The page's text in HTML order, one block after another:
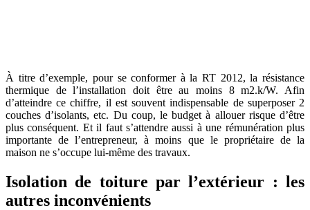
À titre d’exemple, pour se conformer à la RT 2012, la résistance
thermique de l’installation doit être au moins 8 m2.k/W. Afin
d’atteindre ce chiffre, il est souvent indispensable de superposer 2
couches d’isolants, etc. Du coup, le budget à allouer risque d’être
plus conséquent. Et il faut s’attendre aussi à une rémunération plus
importante de l’entrepreneur, à moins que le propriétaire de la
maison ne s’occupe lui-même des travaux.
Isolation de toiture par l’extérieur : les
autres inconvénients